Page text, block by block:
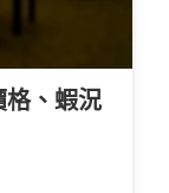
、蝦況